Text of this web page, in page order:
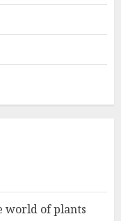
world of plants